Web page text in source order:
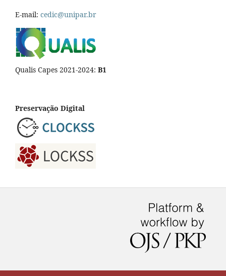
E-mail: cedic@unipar.br
Qualis Capes 2021-2024: B1
Preservação Digital